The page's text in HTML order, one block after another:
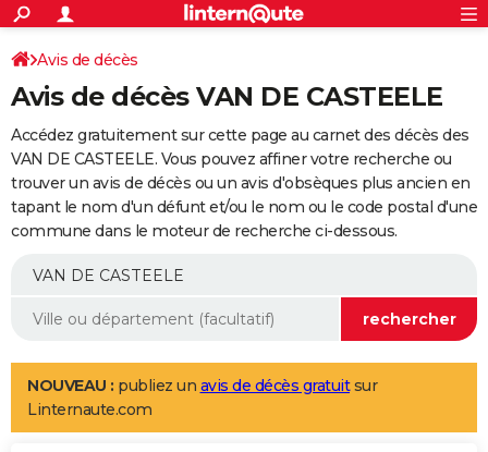
ACTUALITÉS
Politique
Société
Faits Divers
Education
Monde
Villes
+
SPORT
Coupe du monde 2026
Football
Tennis
Cyclisme
Rugby
Forum
Programme TV
TNT
Streaming
Cinéma
Sorties cinéma
Musique
+
FINANCE
Retraite
Epargne
Immobilier
Risques naturels par ville
Assurance
AUTO
Essais
Réserver un essai
Citadines
Berlines
SUV
Forum auto
+
Mobiles
Meilleur smartphone
Internet
Ordinateurs
Jeux vidéo
Guide high-tech
Aménagement intérieur
LIFESTYLE
Art de vivre
Bien-être
Loisirs
Mode
Modes de vie
Avis de décès
Avis de décès VAN DE CASTEELE
Accédez gratuitement sur cette page au carnet des décès des
VAN DE CASTEELE. Vous pouvez affiner votre recherche ou
trouver un avis de décès ou un avis d'obsèques plus ancien en
tapant le nom d'un défunt et/ou le nom ou le code postal d'une
commune dans le moteur de recherche ci-dessous.
NOUVEAU : publiez un avis de décès gratuitsur
Linternaute.com